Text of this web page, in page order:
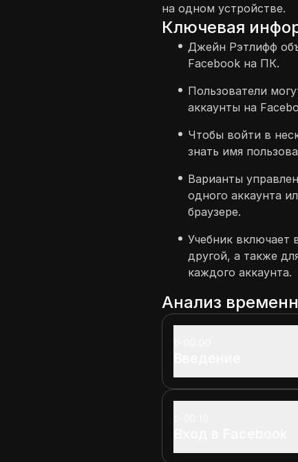
на одном устройстве.
Ключевая
Джейн Рэтлифф
Facebook на ПК.
Пользователи
аккаунты на
Чтобы войти в
знать имя
Варианты
одного аккаунта
браузере.
Учебник включает
другой, а также
каждого аккаунта.
Анализ